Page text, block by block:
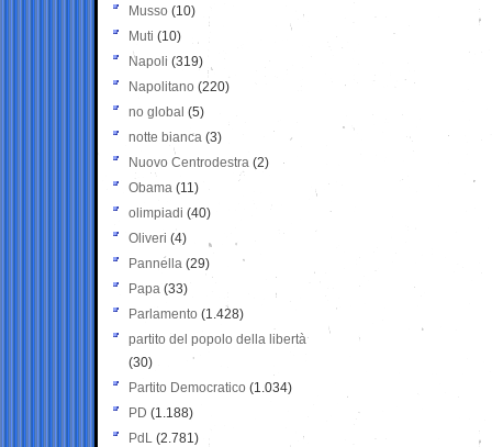
Musso (10)
Muti (10)
Napoli (319)
Napolitano (220)
no global (5)
notte bianca (3)
Nuovo Centrodestra (2)
Obama (11)
olimpiadi (40)
Oliveri (4)
Pannella (29)
Papa (33)
Parlamento (1.428)
partito del popolo della libertà
(30)
Partito Democratico (1.034)
PD (1.188)
PdL (2.781)